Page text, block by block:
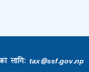
लागि: tax@ssf.gov.np